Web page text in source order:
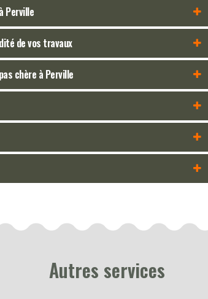
Perville
de vos travaux
chère à Perville
Autres services